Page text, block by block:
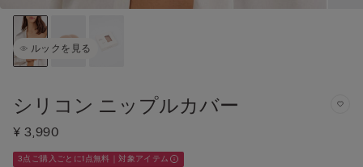
ルックを見る
シリコン ニップルカバー
¥ 3,990
3点ご購入ごとに1点無料｜対象アイテム